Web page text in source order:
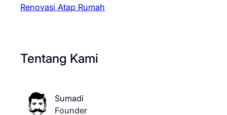
Renovasi Atap Rumah
Tentang Kami
Sumadi
Founder